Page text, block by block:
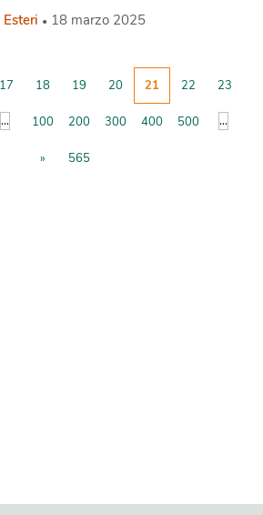
Esteri 18 marzo 2025
17 18 19 20 21 22 23
... 100 200 300 400 500 ...
» 565